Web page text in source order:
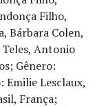
Filho,
Bárbara Colen,
Antonio
Gênero:
Emilie Lesclaux,
França;